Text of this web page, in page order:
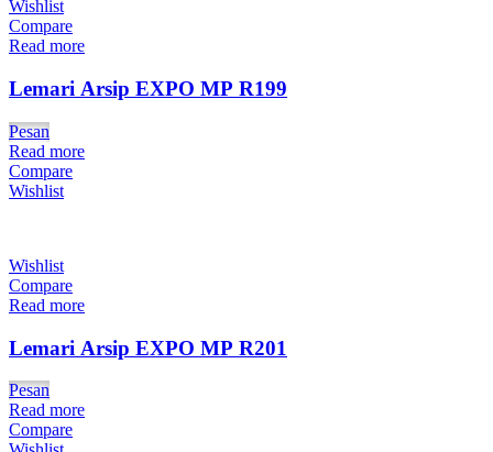
Wishlist
Compare
Read more
Lemari Arsip EXPO MP R199
Pesan
Read more
Compare
Wishlist
Wishlist
Compare
Read more
Lemari Arsip EXPO MP R201
Pesan
Read more
Compare